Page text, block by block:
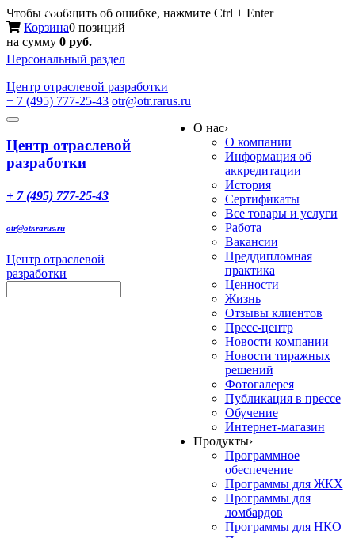
Чтобы сообщить об ошибке, нажмите Ctrl + Enter
Корзина0 позиций
на сумму 0 руб.
Персональный раздел
Центр отраслевой разработки
+ 7 (495) 777-25-43 otr@otr.rarus.ru
Toggle
Меню
Центр отраслевой
разработки
+ 7 (495) 777-25-43
otr@otr.rarus.ru
Центр отраслевой
разработки
О нас›
О компании
Информация об
аккредитации
История
Сертификаты
Все товары и услуги
Работа
Вакансии
Преддипломная
практика
Ценности
Жизнь
Отзывы клиентов
Пресс-центр
Новости компании
Новости тиражных
решений
Фотогалерея
Публикация в прессе
Обучение
Интернет-магазин
Продукты›
Программное
обеспечение
Программы для ЖКХ
Программы для
ломбардов
Программы для НКО